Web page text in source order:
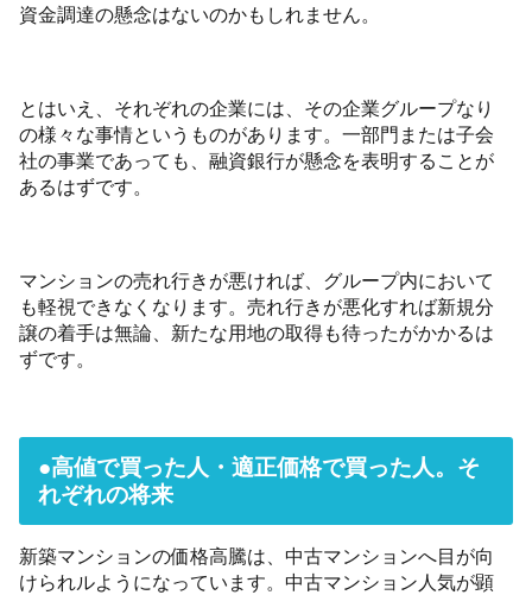
資金調達の懸念はないのかもしれません。
とはいえ、それぞれの企業には、その企業グループなり
の様々な事情というものがあります。一部門または子会
社の事業であっても、融資銀行が懸念を表明することが
あるはずです。
マンションの売れ行きが悪ければ、グループ内において
も軽視できなくなります。売れ行きが悪化すれば新規分
譲の着手は無論、新たな用地の取得も待ったがかかるは
ずです。
●高値で買った人・適正価格で買った人。そ
れぞれの将来
新築マンションの価格高騰は、中古マンションへ目が向
けられルようになっています。中古マンション人気が顕